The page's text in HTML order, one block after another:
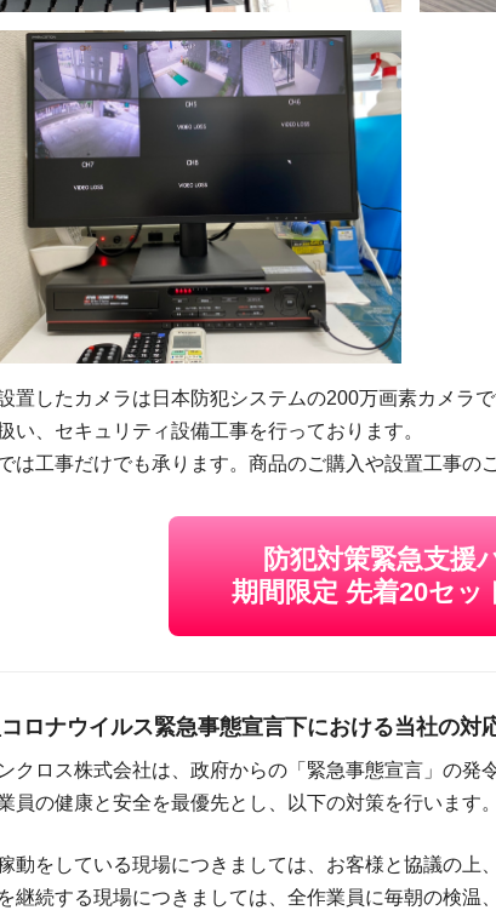
置したカメラは日本防犯システムの200万画素カメラ
い、セキュリティ設備工事を行っております。
は工事だけでも承ります。商品のご購入や設置工事の
防犯対策緊急支援
期間限定 先着20セッ
ロナウイルス緊急事態宣言下における当社の対
クロス株式会社は、政府からの「緊急事態宣言」の発
員の健康と安全を最優先とし、以下の対策を行います。
動をしている現場につきましては、お客様と協議の上
継続する現場につきましては、全作業員に毎朝の検温